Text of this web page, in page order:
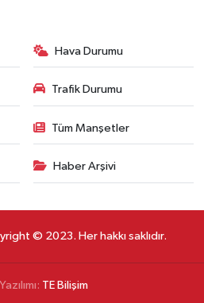
Hava Durumu
Trafik Durumu
Tüm Manşetler
Haber Arşivi
© 2023. Her hakkı saklıdır.
TE Bilişim